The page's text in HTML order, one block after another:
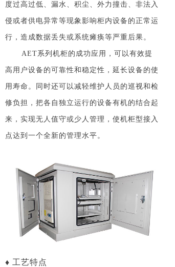
度过高过低、漏水、积尘、外力撞击、非法入
侵或者供电异常等现象影响柜内设备的正常运
行，造成数据丢失或系统瘫痪等严重后果。
AET系列机柜的成功应用，可以有效提
高用户设备的可靠性和稳定性，延长设备的使
用寿命。同时还可以减轻维护人员的巡视和检
修负担，把各自独立运行的设备有机的结合起
来，实现无人值守或少人管理，使机柜型接入
点达到一个全新的管理水平。
♦ 工艺特点